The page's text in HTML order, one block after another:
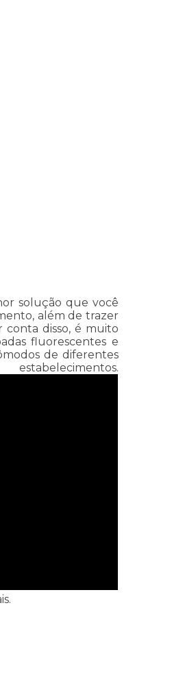
solução que você
além de trazer
conta disso, é muito
fluorescentes e
de diferentes